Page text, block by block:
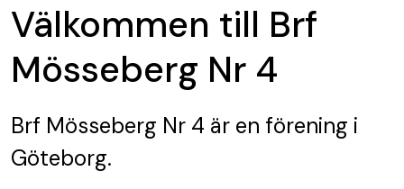
Välkommen till Brf
Mösseberg Nr 4
Brf Mösseberg Nr 4 är en förening i
Göteborg.